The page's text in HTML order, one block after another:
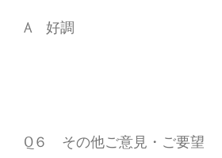
A 好調
Q６ その他ご意見・ご要望